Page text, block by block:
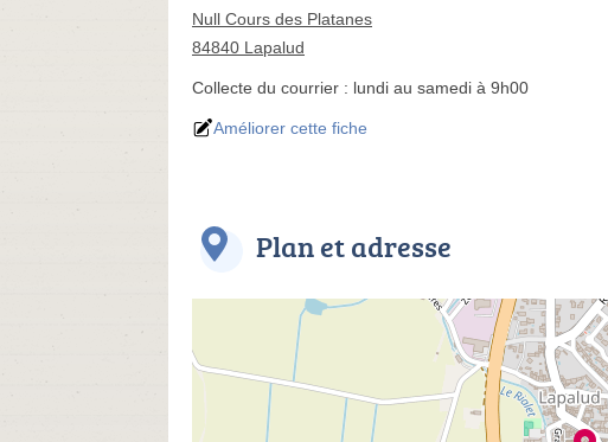
Null Cours des Platanes
84840 Lapalud
Collecte du courrier : lundi au samedi à 9h00
Améliorer cette fiche
Plan et adresse